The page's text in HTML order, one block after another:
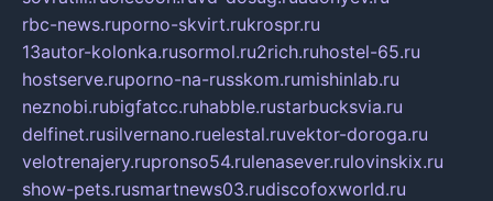
rbc-news.ruporno-skvirt.rukrospr.ru
13autor-kolonka.rusormol.ru2rich.ruhostel-65.ru
hostserve.ruporno-na-russkom.rumishinlab.ru
neznobi.rubigfatcc.ruhabble.rustarbucksvia.ru
delfinet.rusilvernano.ruelestal.ruvektor-doroga.ru
velotrenajery.rupronso54.rulenasever.rulovinskix.ru
show-pets.rusmartnews03.rudiscofoxworld.ru